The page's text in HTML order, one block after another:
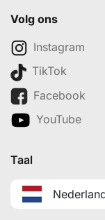
Volg ons
Instagram
TikTok
Facebook
YouTube
Taal